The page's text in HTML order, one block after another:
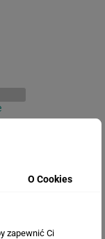
O Cookies
zapewnić Ci